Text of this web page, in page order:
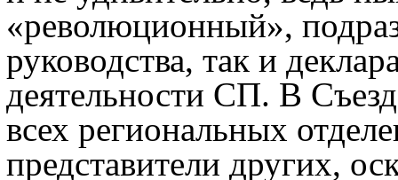
«революционный»,
руководства, так и
деятельности СП. В
всех региональных
представители других,